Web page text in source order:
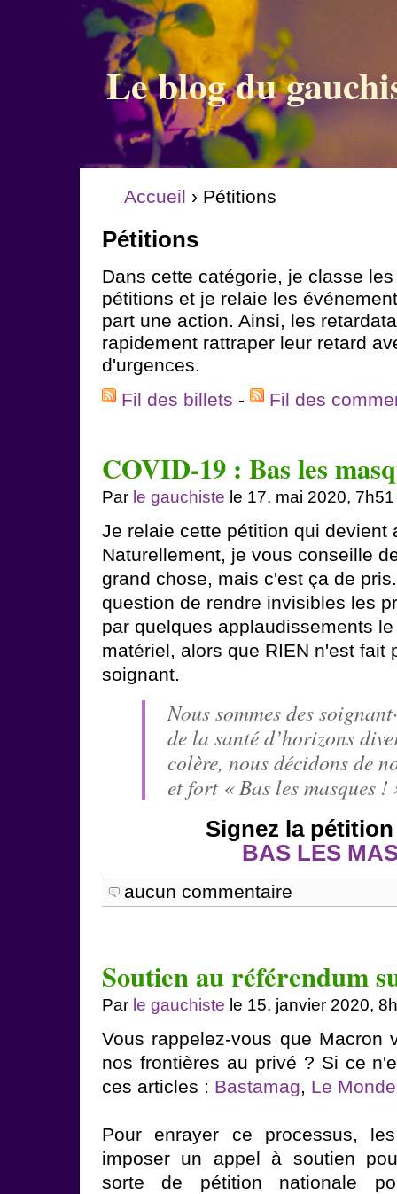
Le blog du
Accueil › Pétitions
Pétitions
Dans cette catégorie, je classe
pétitions et je relaie les
part une action. Ainsi, les
rapidement rattraper leur retard
d'urgences.
Fil des billets - Fil des
COVID-19 : Bas les
Par le gauchiste le 17. mai 2020, 7h51
Je relaie cette pétition qui devient
Naturellement, je vous conseille
grand chose, mais c'est ça de
question de rendre invisibles les
par quelques applaudissements
matériel, alors que RIEN n'est fait
soignant.
Nous sommes des
de la santé d’horizons
colère, nous décidons de
et fort « Bas les masques !
Signez la
BAS LES
aucun commentaire
Soutien au référendum
Par le gauchiste le 15. janvier 2020,
Vous rappelez-vous que Macron
nos frontières au privé ? Si ce
ces articles : Bastamag, Le Monde
Pour enrayer ce processus,
imposer un appel à soutien
sorte de pétition nationale